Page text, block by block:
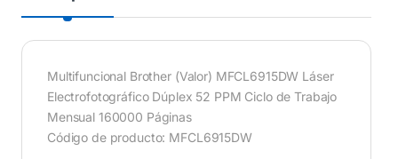
Multifuncional Brother (Valor) MFCL6915DW Láser
Electrofotográfico Dúplex 52 PPM Ciclo de Trabajo
Mensual 160000 Páginas
Código de producto: MFCL6915DW